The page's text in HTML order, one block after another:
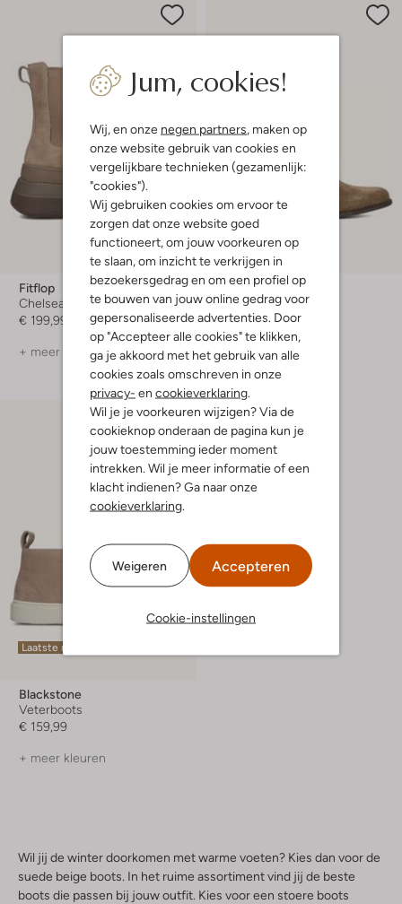
Jum, cookies!
Wij, en onze negen partners, maken op
onze website gebruik van cookies en
vergelijkbare technieken (gezamenlijk:
"cookies").
Wij gebruiken cookies om ervoor te
zorgen dat onze website goed
functioneert, om jouw voorkeuren op
te slaan, om inzicht te verkrijgen in
bezoekersgedrag en om een profiel op
te bouwen van jouw online gedrag voor
gepersonaliseerde advertenties. Door
op "Accepteer alle cookies" te klikken,
ga je akkoord met het gebruik van alle
cookies zoals omschreven in onze
privacy- en cookieverklaring.
Wil je je voorkeuren wijzigen? Via de
cookieknop onderaan de pagina kun je
jouw toestemming ieder moment
intrekken. Wil je meer informatie of een
klacht indienen? Ga naar onze
cookieverklaring.
Weigeren Accepteren
Cookie-instellingen
Fitflop
Chelsea boots
€ 199,99
+ meer kleuren
-30%
Floris Van Bommel
Enkelboots
€ 249,99 € 174,99
+ meer kleuren
Laatste maten
Blackstone
Veterboots
€ 159,99
+ meer kleuren
Wil jij de winter doorkomen met warme voeten? Kies dan voor de
suede beige boots. In het ruime assortiment vind jij de beste
boots die passen bij jouw outfit. Kies voor een stoere boots